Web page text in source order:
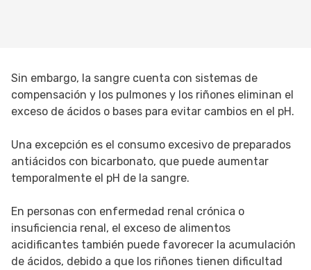
Sin embargo, la sangre cuenta con sistemas de
compensación y los pulmones y los riñones eliminan el
exceso de ácidos o bases para evitar cambios en el pH.
Una excepción es el consumo excesivo de preparados
antiácidos con bicarbonato, que puede aumentar
temporalmente el pH de la sangre.
En personas con enfermedad renal crónica o
insuficiencia renal, el exceso de alimentos
acidificantes también puede favorecer la acumulación
de ácidos, debido a que los riñones tienen dificultad